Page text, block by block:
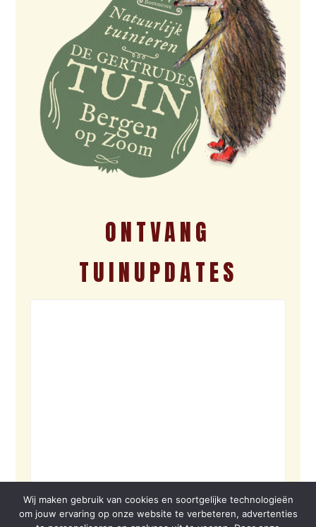
ONTVANG
TUINUPDATES
Wij maken gebruik van cookies en soortgelijke technologieën
om jouw ervaring op onze website te verbeteren, advertenties